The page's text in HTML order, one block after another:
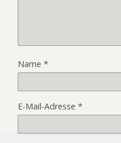
Name *
E-Mail-Adresse *